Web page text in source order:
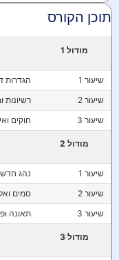
תוכן הקורס
מודול 1
שיעור 1
הגדרות דרך
שיעור 2
רשיונות
שיעור 3
חוקים
מודול 2
שיעור 1
נהג חדש
שיעור 2
סמים
שיעור 3
תאונה
מודול 3